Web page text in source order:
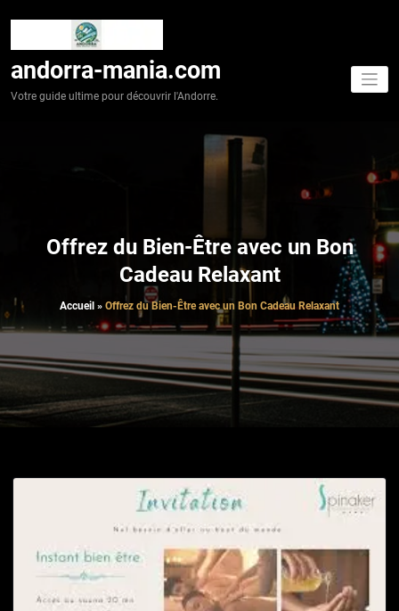
andorra-mania.com
Votre guide ultime pour découvrir l'Andorre.
Offrez du Bien-Être avec un Bon
Cadeau Relaxant
Accueil » Offrez du Bien-Être avec un Bon Cadeau Relaxant